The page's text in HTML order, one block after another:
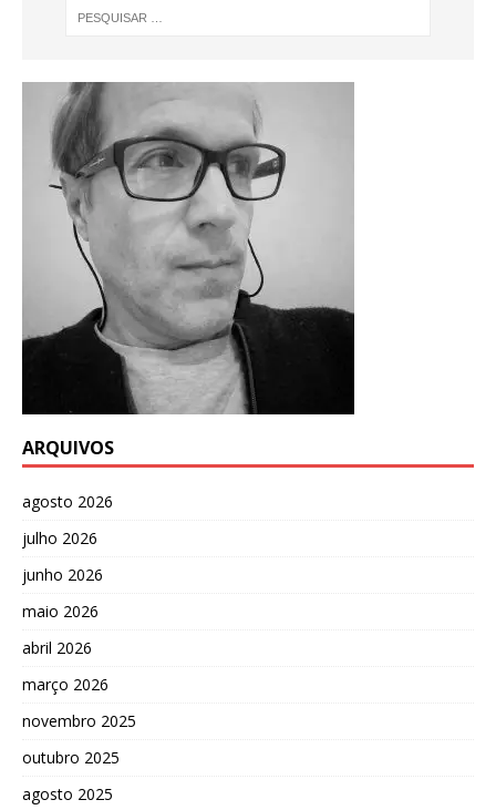
ARQUIVOS
agosto 2026
julho 2026
junho 2026
maio 2026
abril 2026
março 2026
novembro 2025
outubro 2025
agosto 2025